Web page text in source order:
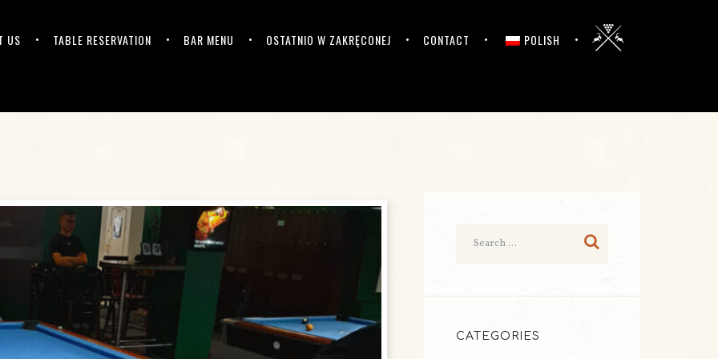
US TABLE RESERVATION BAR MENU OSTATNIO W ZAKRĘCONEJ CONTACT POLISH
CATEGORIES